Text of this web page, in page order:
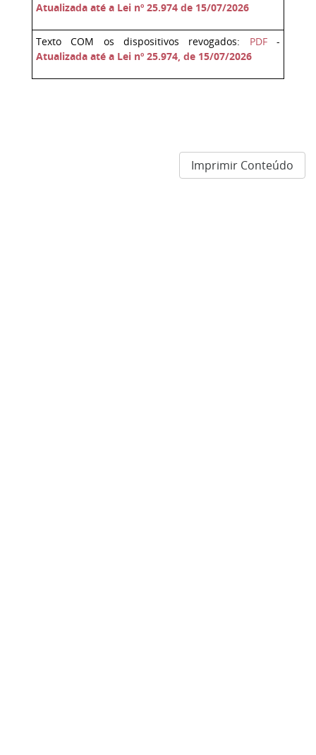
Atualizada até a Lei nº 25.974 de 15/07/2026
Texto COM os dispositivos revogados: PDF-
Atualizada até a Lei nº 25.974, de 15/07/2026
Imprimir Conteúdo